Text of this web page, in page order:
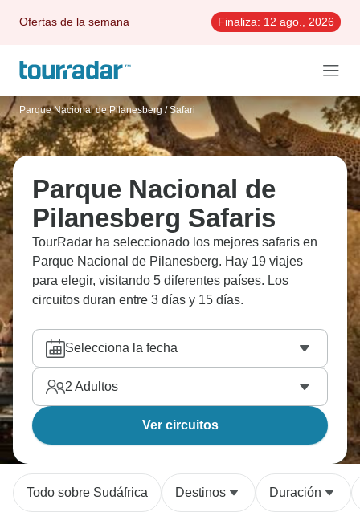
Ofertas de la semana Finaliza: 12 ago., 2026
Parque Nacional de Pilanesberg / Safari
Parque Nacional de
Pilanesberg Safaris
TourRadar ha seleccionado los mejores safaris en
Parque Nacional de Pilanesberg. Hay 19 viajes
para elegir, visitando 5 diferentes países. Los
circuitos duran entre 3 días y 15 días.
Selecciona la fecha
2 Adultos
Ver circuitos
Todo sobre Sudáfrica Destinos Duración